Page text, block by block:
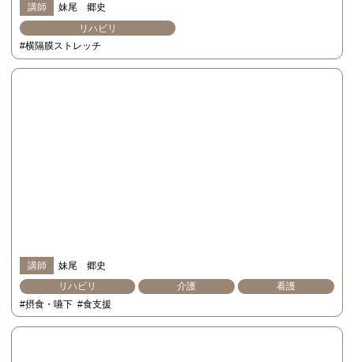
講師
妹尾 郷史
リハビリ
#横隔膜ストレッチ
講師
妹尾 郷史
リハビリ
介護
看護
#摂食・嚥下 #食支援